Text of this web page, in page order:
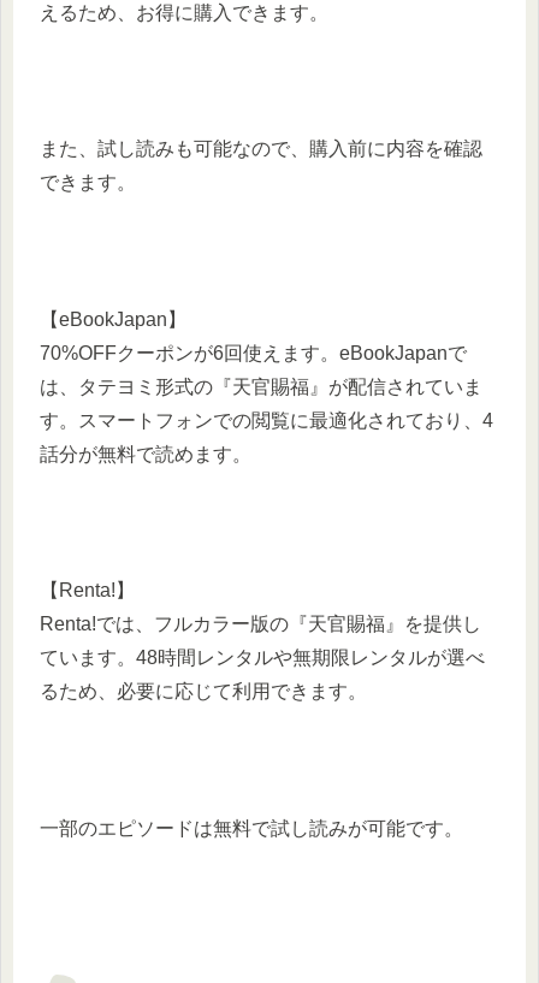
えるため、お得に購入できます。
また、試し読みも可能なので、購入前に内容を確認
できます。
【eBookJapan】
70%OFFクーポンが6回使えます。eBookJapanで
は、タテヨミ形式の『天官賜福』が配信されていま
す。スマートフォンでの閲覧に最適化されており、4
話分が無料で読めます。
【Renta!】
Renta!では、フルカラー版の『天官賜福』を提供し
ています。48時間レンタルや無期限レンタルが選べ
るため、必要に応じて利用できます。
一部のエピソードは無料で試し読みが可能です。